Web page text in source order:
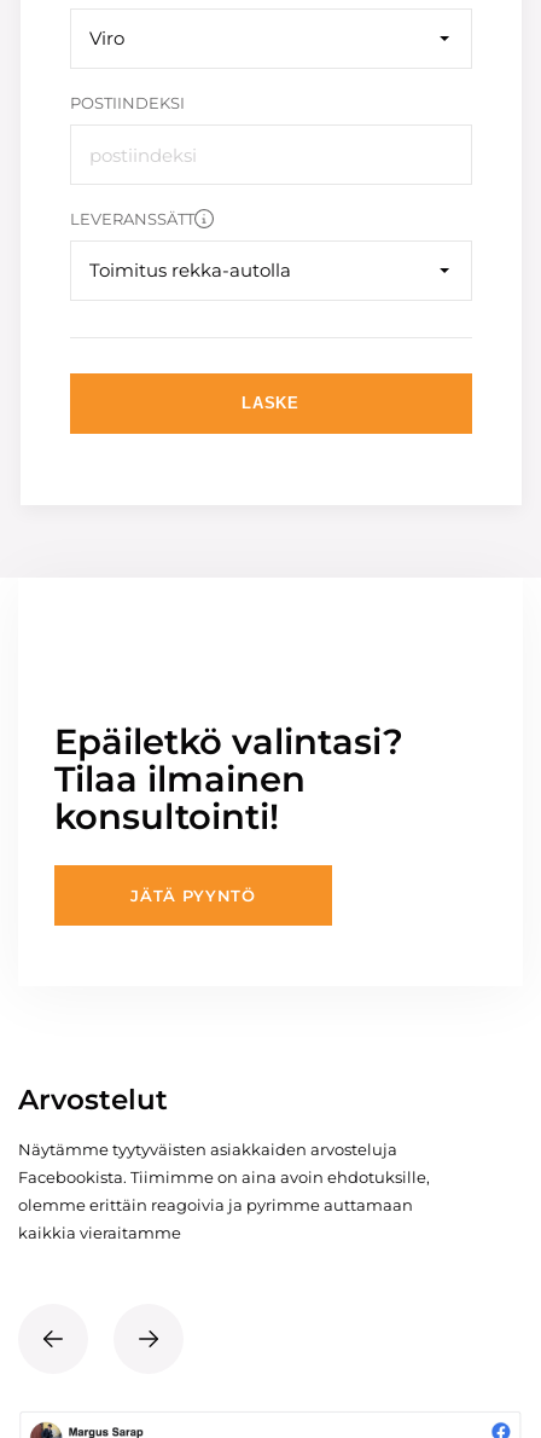
Viro
POSTIINDEKSI
LEVERANSSÄTT
Toimitus rekka-autolla
LASKE
Epäiletkö valintasi?
Tilaa ilmainen
konsultointi!
JÄTÄ PYYNTÖ
Arvostelut
Näytämme tyytyväisten asiakkaiden arvosteluja
Facebookista. Tiimimme on aina avoin ehdotuksille,
olemme erittäin reagoivia ja pyrimme auttamaan
kaikkia vieraitamme